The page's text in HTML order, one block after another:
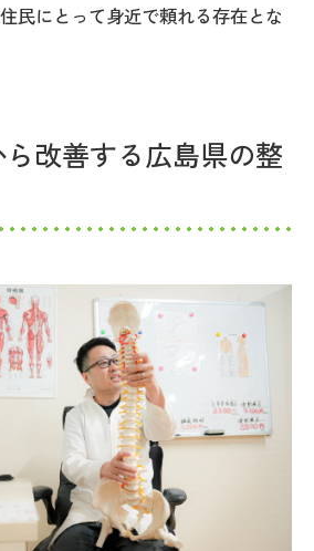
民にとって身近で頼れる存在とな
改善する広島県の整